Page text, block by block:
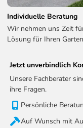
Individuelle Beratung
Wir nehmen uns Zeit
Lösung für Ihren
Jetzt unverbindlich
Unsere Fachberater
ihre Fragen.
Persönliche
Auf Wunsch mit